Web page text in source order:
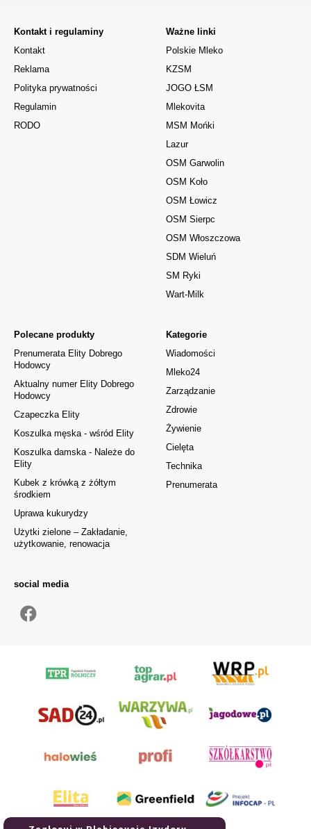
Kontakt i regulaminy
Kontakt
Reklama
Polityka prywatności
Regulamin
RODO
Kategorie
Wiadomości
Mleko24
Zarządzanie
Zdrowie
Żywienie
Cielęta
Technika
Prenumerata
Polecane produkty
Prenumerata Elity Dobrego
Hodowcy
Aktualny numer Elity Dobrego
Hodowcy
Czapeczka Elity
Koszulka męska - wśród Elity
Koszulka damska - Należe do
Elity
Kubek z krówką z żółtym
środkiem
Uprawa kukurydzy
Użytki zielone – Zakładanie,
użytkowanie, renowacja
Ważne linki
Polskie Mleko
KZSM
JOGO ŁSM
Mlekovita
MSM Mońki
Lazur
OSM Garwolin
OSM Koło
OSM Łowicz
OSM Sierpc
OSM Włoszczowa
SDM Wieluń
SM Ryki
Wart-Milk
social media